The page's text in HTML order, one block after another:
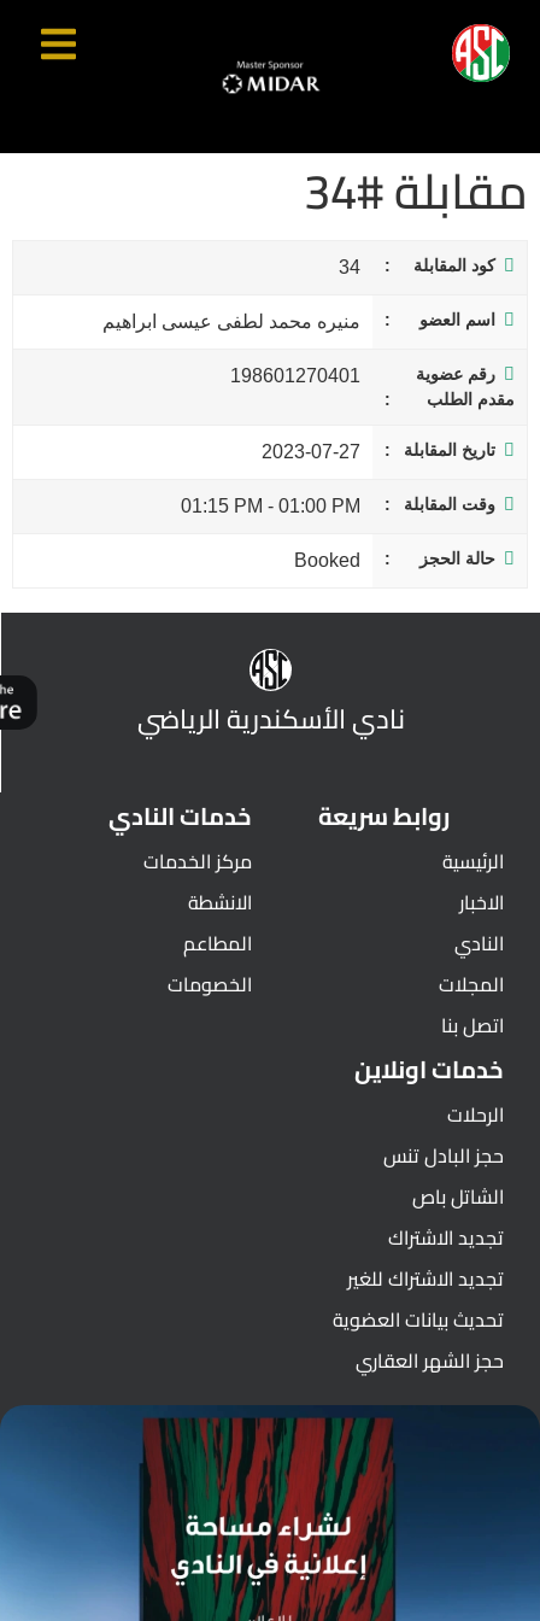
مقابلة #34
كود المقابلة 34
اسم العضو منيره محمد لطفى عيسى ابراهيم
رقم عضوية
مقدم الطلب
198601270401
تاريخ المقابلة 2023-07-27
وقت المقابلة 01:00 PM
-
01:15 PM
حالة الحجز Booked
نادي الأسكندرية الرياضي
روابط سريعة
الرئيسية
الاخبار
النادي
المجلات
اتصل بنا
خدمات النادي
مركز الخدمات
الانشطة
المطاعم
الخصومات
خدمات اونلاين
الرحلات
حجز البادل تنس
الشاتل باص
تجديد الاشتراك
تجديد الاشتراك للغير
تحديث بيانات العضوية
حجز الشهر العقاري